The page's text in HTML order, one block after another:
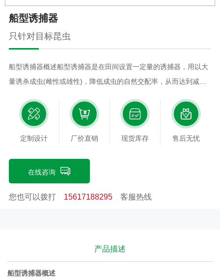
船型诱捕器
只针对目标昆虫
船型诱捕器概述船型诱捕器是在田间设置一定量的诱捕器，用以大
量诱杀成虫(雌性或雄性)，降低成虫的自然交配率，从而达到减少
作原理船型诱捕器是将昆虫诱芯放入诱捕器中的诱芯柄，与诱芯相
应的害虫会受到诱芯的吸引飞入船形诱捕器内，被粘板粘住，没办
法逃脱使害虫自行灭亡，达到物理杀虫的效果。船型诱捕器产品特
物，对环境、动植物完全无害，无抗药性；3. 精确地确定害虫发生
的地点和范围；4. 有助于做出合适的害虫防治措施；5. 经济、省
时、有效，操作简单。船型诱捕器使用方法1）将四个挂钩分别插
将诱芯呈“S”形嵌入于诱芯柄的锯齿槽内，固定于柄上，并用剪刀沿
或向右旋转90，从而将其固定于上盖。 5）调节诱芯位置，剪过口
定制设计 厂价直销 现货库存 售后无忧
在线咨询
您也可以拨打 15617188295客服热线
产品描述
船型诱捕器概述